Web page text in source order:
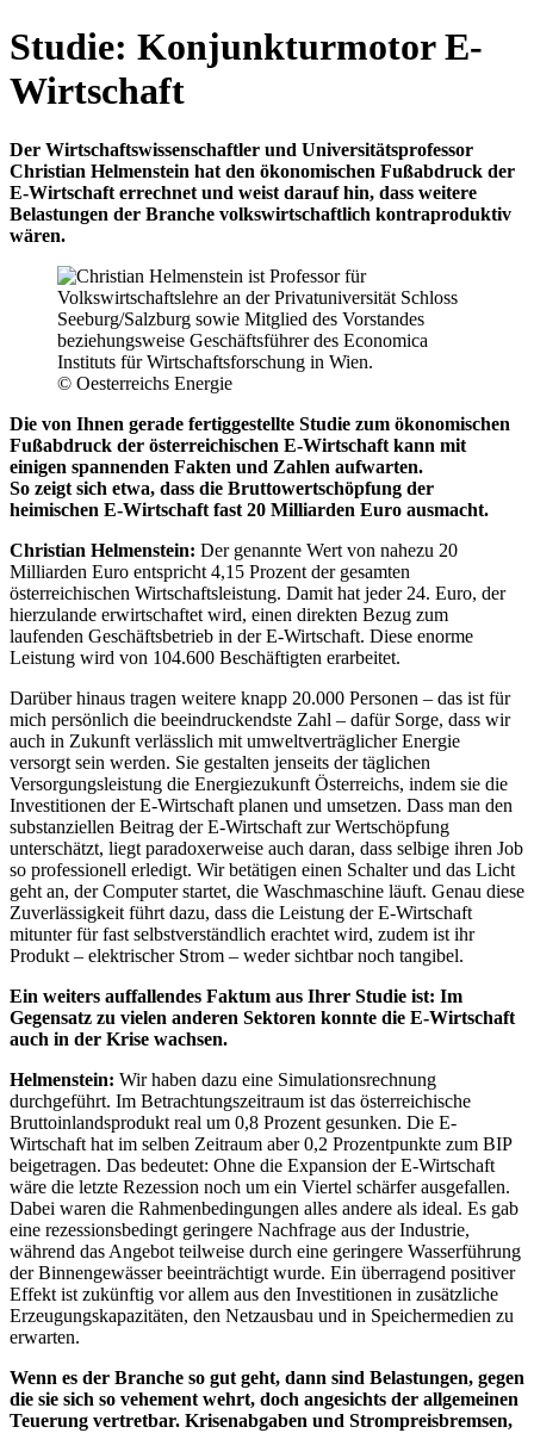
Studie: Konjunkturmotor E-
Wirtschaft
Der Wirtschaftswissenschaftler und Universitäts­professor
Christian Helmenstein hat den ökonomischen Fußabdruck der
E-Wirtschaft errechnet und weist darauf hin, dass weitere
Belastungen der Branche volkswirtschaftlich kontraproduktiv
wären.
© Oesterreichs Energie
Die von Ihnen gerade fertiggestellte Studie zum ökonomischen
Fußabdruck der österreichischen E-Wirtschaft kann mit
einigen spannenden Fakten und Zahlen aufwarten.
So zeigt sich etwa, dass die Bruttowertschöpfung der
heimischen E-Wirtschaft fast 20 Milliarden Euro ausmacht.
Christian Helmenstein: Der genannte Wert von nahezu 20
Milliarden Euro entspricht 4,15 Prozent der gesamten
österreichischen Wirtschaftsleistung. Damit hat jeder 24. Euro, der
hierzulande erwirtschaftet wird, einen direkten Bezug zum
laufenden Geschäftsbetrieb in der E-Wirtschaft. Diese enorme
Leistung wird von 104.600 Beschäftigten erarbeitet.
Darüber hinaus tragen weitere knapp 20.000 Personen – das ist für
mich persönlich die beeindruckendste Zahl – dafür Sorge, dass wir
auch in Zukunft verlässlich mit umweltverträglicher Energie
versorgt sein werden. Sie gestalten jenseits der täglichen
Versorgungsleistung die Energiezukunft Österreichs, indem sie die
Investitionen der E-Wirtschaft planen und umsetzen. Dass man den
substanziellen Beitrag der E-Wirtschaft zur Wertschöpfung
unterschätzt, liegt paradoxerweise auch daran, dass selbige ihren Job
so professionell erledigt. Wir betätigen einen Schalter und das Licht
geht an, der Computer startet, die Waschmaschine läuft. Genau diese
Zuverlässigkeit führt dazu, dass die Leistung der E-Wirtschaft
mitunter für fast selbstverständlich erachtet wird, zudem ist ihr
Produkt – elektrischer Strom – weder sichtbar noch tangibel.
Ein weiters auffallendes Faktum aus Ihrer Studie ist: Im
Gegensatz zu vielen anderen Sektoren konnte die E-Wirtschaft
auch in der Krise wachsen.
Helmenstein: Wir haben dazu eine Simulationsrechnung
durchgeführt. Im Betrachtungszeitraum ist das österreichische
Bruttoinlandsprodukt real um 0,8 Prozent gesunken. Die E-
Wirtschaft hat im selben Zeitraum aber 0,2 Prozentpunkte zum BIP
beigetragen. Das bedeutet: Ohne die Expansion der E-Wirtschaft
wäre die letzte Rezession noch um ein Viertel schärfer ausgefallen.
Dabei waren die Rahmenbedingungen alles andere als ideal. Es gab
eine rezessionsbedingt geringere Nachfrage aus der Industrie,
während das Angebot teilweise durch eine geringere Wasserführung
der Binnengewässer beeinträchtigt wurde. Ein überragend positiver
Effekt ist zukünftig vor allem aus den Investitionen in zusätzliche
Erzeugungskapazitäten, den Netzausbau und in Speichermedien zu
erwarten.
Wenn es der Branche so gut geht, dann sind Belastungen, gegen
die sie sich so vehement wehrt, doch angesichts der allgemeinen
Teuerung vertretbar. Krisenabgaben und Strompreisbremsen,